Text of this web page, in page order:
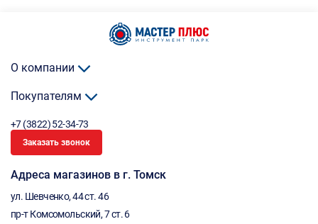
О компании
Покупателям
+7 (3822) 52-34-73
Заказать звонок
Адреса магазинов в г. Томск
ул. Шевченко, 44 ст. 46
пр-т Комсомольский, 7 ст. 6